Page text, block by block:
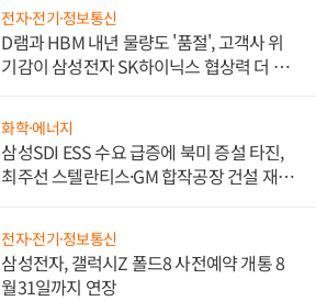
전자·전기·정보통신
D램과 HBM 내년 물량도 '품절', 고객사 위
기감이 삼성전자 SK하이닉스 협상력 더 키
화학·에너지
삼성SDI ESS 수요 급증에 북미 증설 타진,
최주선 스텔란티스·GM 합작공장 건설 재추
전자·전기·정보통신
삼성전자, 갤럭시Z 폴드8 사전예약 개통 8
월31일까지 연장